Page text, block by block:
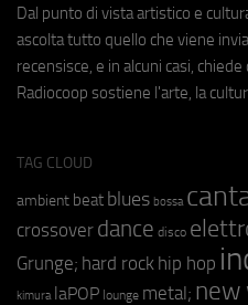
Dal punto di vista artistico e
ascolta tutto quello che viene
recensisce, e in alcuni casi,
Radiocoop sostiene l'arte, la
TAG CLOUD
ambient beat blues bossa
crossover dance disco
Grunge; hard rock hip hop
kimura laPOP lounge metal; new